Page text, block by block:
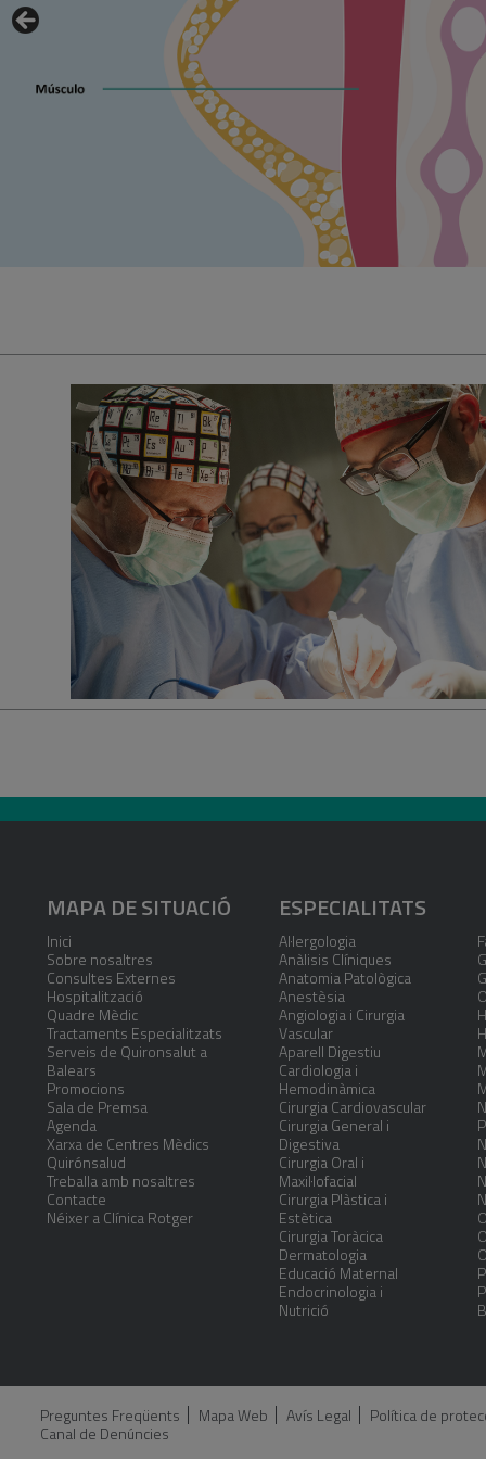
MAPA DE SITUACIÓ
Inici
Sobre nosaltres
Consultes Externes
Hospitalització
Quadre Mèdic
Tractaments Especialitzats
Serveis de Quironsalut a
Balears
Promocions
Sala de Premsa
Agenda
Xarxa de Centres Mèdics
Quirónsalud
Treballa amb nosaltres
Contacte
Néixer a Clínica Rotger
ESPECIALITATS
Al·lergologia
Anàlisis Clíniques
Anatomia Patològica
Anestèsia
Angiologia i Cirurgia
Vascular
Aparell Digestiu
Cardiologia i
Hemodinàmica
Cirurgia Cardiovascular
Cirurgia General i
Digestiva
Cirurgia Oral i
Maxil·lofacial
Cirurgia Plàstica i
Estètica
Cirurgia Toràcica
Dermatologia
Educació Maternal
Endocrinologia i
Nutrició
Preguntes Freqüents Mapa Web Avís Legal
Política de
Canal de Denúncies